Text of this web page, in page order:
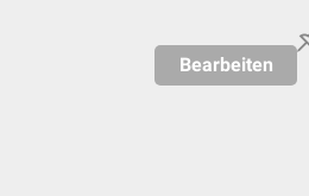
Bearbeiten